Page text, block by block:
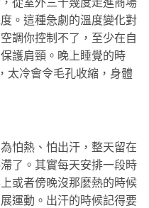
。這種急劇的溫度變化對
調你控制不了，至少在自
護肩頸。晚上睡覺的時
太冷會令毛孔收縮，身體
怕熱、怕出汗，整天留在
了。其實每天安排一段時
或者傍晚沒那麼熱的時候
運動。出汗的時候記得要